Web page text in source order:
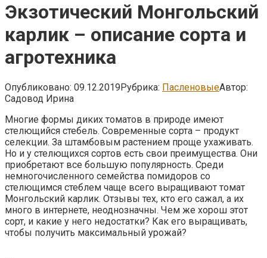
Экзотический Монгольский
карлик – описание сорта и
агротехника
Опубликовано: 09.12.2019Рубрика: ПасленовыеАвтор:
Садовод Ирина
Многие формы диких томатов в природе имеют
стелющийся стебель. Современные сорта – продукт
селекции. За штамбовым растением проще ухаживать.
Но и у стелющихся сортов есть свои преимущества. Они
приобретают все большую популярность. Среди
немногочисленного семейства помидоров со
стелющимся стеблем чаще всего выращивают томат
Монгольский карлик. Отзывы тех, кто его сажал, а их
много в интернете, неоднозначны. Чем же хорош этот
сорт, и какие у него недостатки? Как его выращивать,
чтобы получить максимальный урожай?